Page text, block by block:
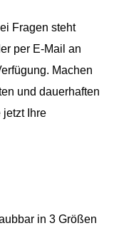
Fragen steht
per E-Mail an
Machen
und dauerhaften
jetzt Ihre
in 3 Größen